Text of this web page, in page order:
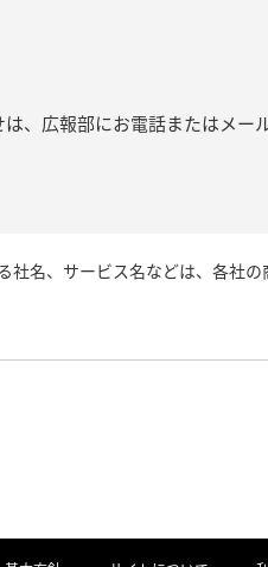
、広報部にお電話またはメ
名、サービス名などは、各社の